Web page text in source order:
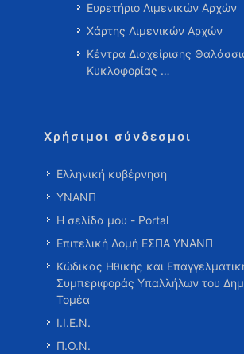
Ευρετήριο Λιμενικών Αρχών
Χάρτης Λιμενικών Αρχών
Κέντρα Διαχείρισης
Κυκλοφορίας …
Χρήσιμοι σύνδεσμοι
Ελληνική κυβέρνηση
ΥΝΑΝΠ
Η σελίδα μου - Portal
Επιτελική Δομή ΕΣΠΑ ΥΝΑΝΠ
Κώδικας Ηθικής και
Συμπεριφοράς Υπαλλήλων του
Τομέα
Ι.Ι.Ε.Ν.
Π.Ο.Ν.